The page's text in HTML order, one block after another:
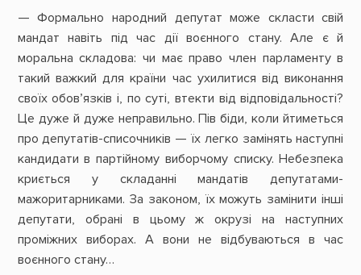
— Формально народний депутат може скласти свій
мандат навіть під час дії воєнного стану. Але є й
моральна складова: чи має право член парламенту в
такий важкий для країни час ухилитися від виконання
своїх обов’язків і, по суті, втекти від відповідальності?
Це дуже й дуже неправильно. Пів біди, коли йтиметься
про депутатів-списочників — їх легко замінять наступні
кандидати в партійному виборчому списку. Небезпека
криється у складанні мандатів депутатами-
мажоритарниками. За законом, їх можуть замінити інші
депутати, обрані в цьому ж окрузі на наступних
проміжних виборах. А вони не відбуваються в час
воєнного стану…